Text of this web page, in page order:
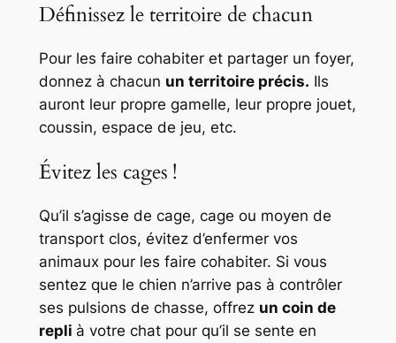
Définissez le territoire de chacun
Pour les faire cohabiter et partager un foyer,
donnez à chacun un territoire précis. Ils
auront leur propre gamelle, leur propre jouet,
coussin, espace de jeu, etc.
Évitez les cages !
Qu’il s’agisse de cage, cage ou moyen de
transport clos, évitez d’enfermer vos
animaux pour les faire cohabiter. Si vous
sentez que le chien n’arrive pas à contrôler
ses pulsions de chasse, offrez un coin de
repli à votre chat pour qu’il se sente en